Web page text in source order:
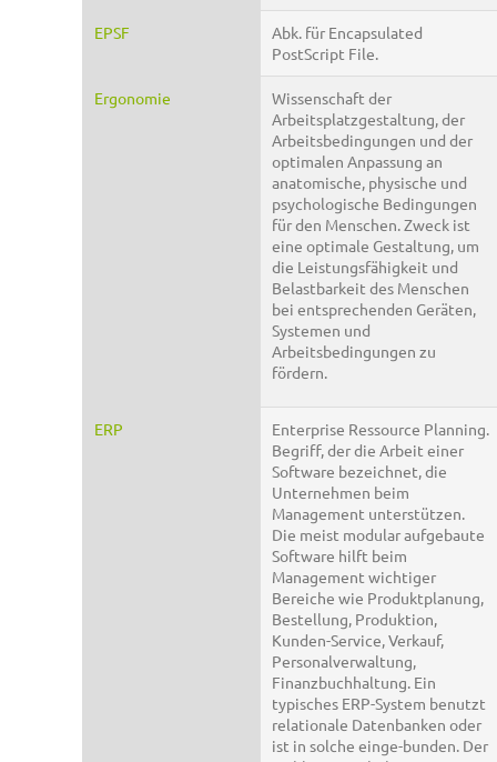
EPSF
Abk. für Encapsulated
PostScript File.
Ergonomie
Wissenschaft der
Arbeitsplatzgestaltung, der
Arbeitsbedingungen und der
optimalen Anpassung an
anatomische, physische und
psychologische Bedingungen
für den Menschen. Zweck ist
eine optimale Gestaltung, um
die Leistungsfähigkeit und
Belastbarkeit des Menschen
bei entsprechenden Geräten,
Systemen und
Arbeitsbedingungen zu
fördern.
ERP
Enterprise Ressource Planning.
Begriff, der die Arbeit einer
Software bezeichnet, die
Unternehmen beim
Management unterstützen.
Die meist modular aufgebaute
Software hilft beim
Management wichtiger
Bereiche wie Produktplanung,
Bestellung, Produktion,
Kunden-Service, Verkauf,
Personalverwaltung,
Finanzbuchhaltung. Ein
typisches ERP-System benutzt
relationale Datenbanken oder
ist in solche einge-bunden. Der